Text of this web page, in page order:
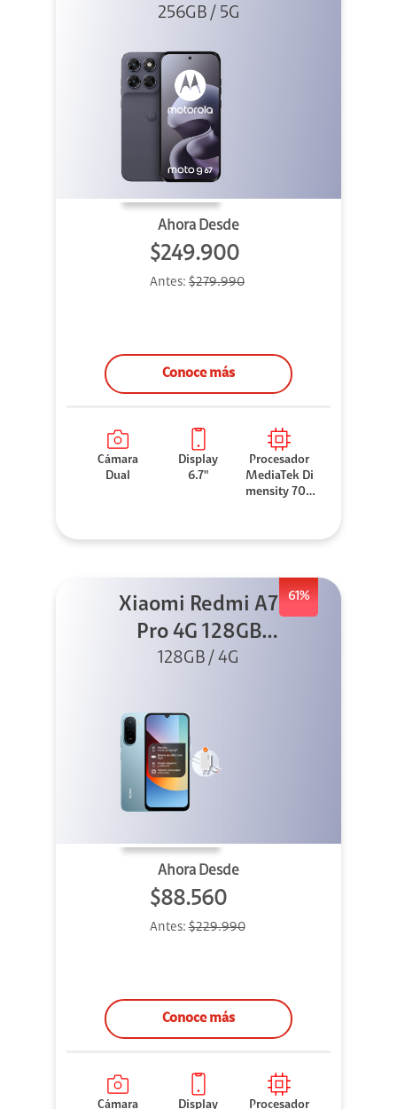
256GB / 5G
Ahora Desde
$249.900
Antes: $279.990
Conoce más
Cámara
Dual
Display
6.7"
Procesador
MediaTek Di
mensity 706
61%
Xiaomi Redmi A7
Pro 4G 128GB
Azul + Cargador
128GB / 4G
Ahora Desde
$88.560
Antes:$229.990
Conoce más
Cámara
Display
Procesador